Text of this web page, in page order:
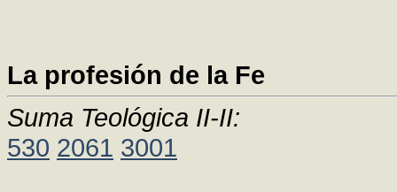
La profesión de la Fe
Suma Teológica II-II:
530 2061 3001